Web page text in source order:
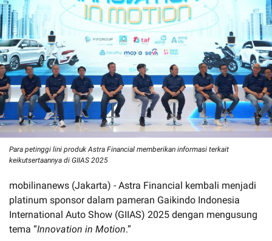
Para petinggi lini produk Astra Financial memberikan informasi terkait
keikutsertaannya di GIIAS 2025
mobilinanews (Jakarta) - Astra Financial kembali menjadi
platinum sponsor dalam pameran Gaikindo Indonesia
International Auto Show (GIIAS) 2025 dengan mengusung
tema “Innovation in Motion.”